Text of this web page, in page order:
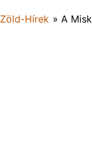
Zöld-Hírek » A